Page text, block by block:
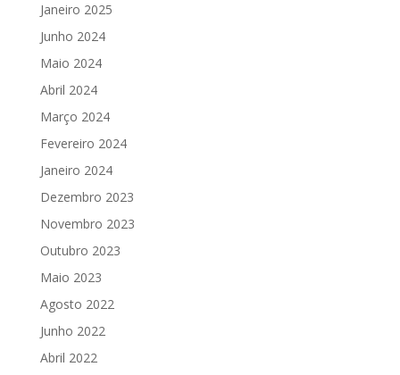
Janeiro 2025
Junho 2024
Maio 2024
Abril 2024
Março 2024
Fevereiro 2024
Janeiro 2024
Dezembro 2023
Novembro 2023
Outubro 2023
Maio 2023
Agosto 2022
Junho 2022
Abril 2022